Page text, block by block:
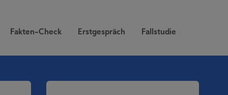
Fakten-Check Erstgespräch Fallstudie